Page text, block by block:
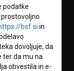
podatke
bsf.si in
dovoljuje, da
ter da mu na
obvestila in e-